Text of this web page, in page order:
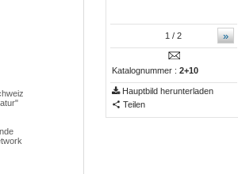
»
1 / 2
Katalognummer : 2+10
Hauptbild herunterladen
Teilen